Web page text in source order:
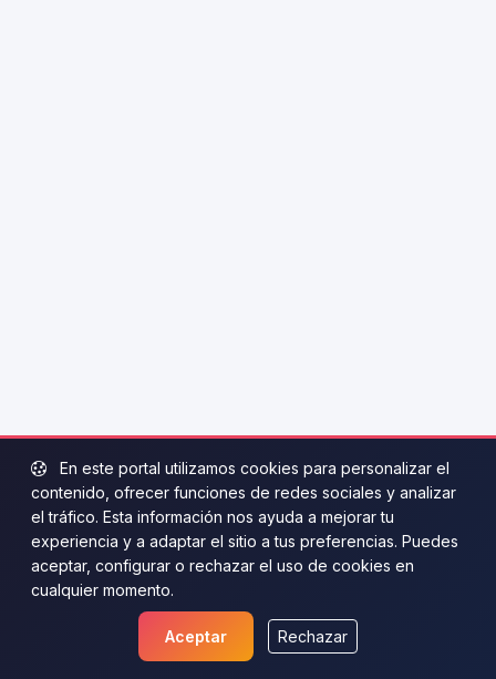
En este portal utilizamos cookies para personalizar el
contenido, ofrecer funciones de redes sociales y analizar
el tráfico. Esta información nos ayuda a mejorar tu
experiencia y a adaptar el sitio a tus preferencias. Puedes
aceptar, configurar o rechazar el uso de cookies en
cualquier momento.
Aceptar Rechazar